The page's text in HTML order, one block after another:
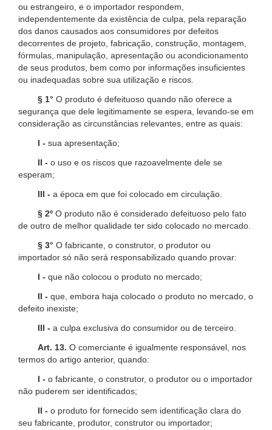
ou estrangeiro, e o importador respondem,
independentemente da existência de culpa, pela reparação
dos danos causados aos consumidores por defeitos
decorrentes de projeto, fabricação, construção, montagem,
fórmulas, manipulação, apresentação ou acondicionamento
de seus produtos, bem como por informações insuficientes
ou inadequadas sobre sua utilização e riscos.
§ 1° O produto é defeituoso quando não oferece a
segurança que dele legitimamente se espera, levando-se em
consideração as circunstâncias relevantes, entre as quais:
I - sua apresentação;
II - o uso e os riscos que razoavelmente dele se
esperam;
III - a época em que foi colocado em circulação.
§ 2º O produto não é considerado defeituoso pelo fato
de outro de melhor qualidade ter sido colocado no mercado.
§ 3° O fabricante, o construtor, o produtor ou
importador só não será responsabilizado quando provar:
I - que não colocou o produto no mercado;
II - que, embora haja colocado o produto no mercado, o
defeito inexiste;
III - a culpa exclusiva do consumidor ou de terceiro.
Art. 13. O comerciante é igualmente responsável, nos
termos do artigo anterior, quando:
I - o fabricante, o construtor, o produtor ou o importador
não puderem ser identificados;
II - o produto for fornecido sem identificação clara do
seu fabricante, produtor, construtor ou importador;